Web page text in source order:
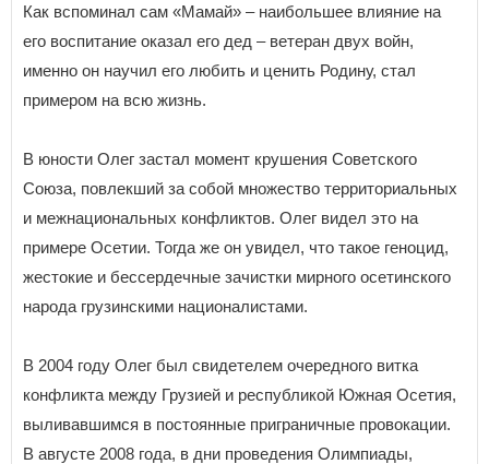
Как вспоминал сам «Мамай» – наибольшее влияние на
его воспитание оказал его дед – ветеран двух войн,
именно он научил его любить и ценить Родину, стал
примером на всю жизнь.
В юности Олег застал момент крушения Советского
Союза, повлекший за собой множество территориальных
и межнациональных конфликтов. Олег видел это на
примере Осетии. Тогда же он увидел, что такое геноцид,
жестокие и бессердечные зачистки мирного осетинского
народа грузинскими националистами.
В 2004 году Олег был свидетелем очередного витка
конфликта между Грузией и республикой Южная Осетия,
выливавшимся в постоянные приграничные провокации.
В августе 2008 года, в дни проведения Олимпиады,